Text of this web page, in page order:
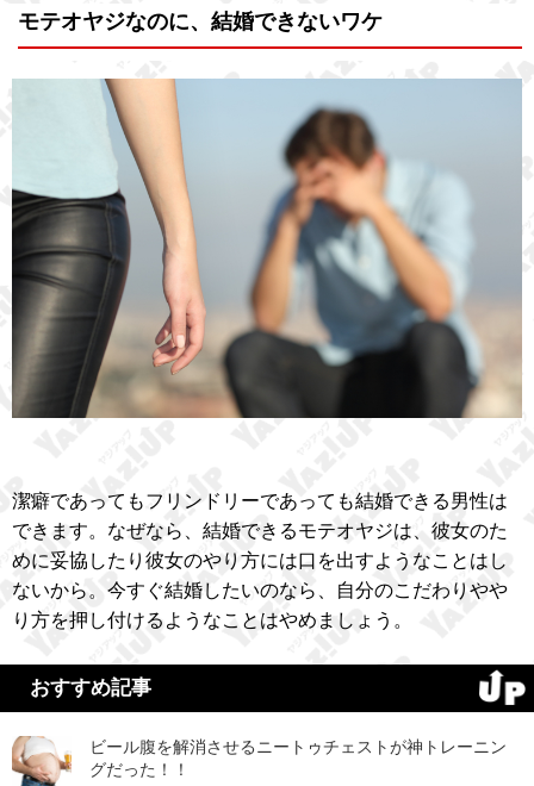
モテオヤジなのに、結婚できないワケ
潔癖であってもフリンドリーであっても結婚できる男性は
できます。なぜなら、結婚できるモテオヤジは、彼女のた
めに妥協したり彼女のやり方には口を出すようなことはし
ないから。今すぐ結婚したいのなら、自分のこだわりやや
り方を押し付けるようなことはやめましょう。
おすすめ記事
ビール腹を解消させるニートゥチェストが神トレーニン
グだった！！